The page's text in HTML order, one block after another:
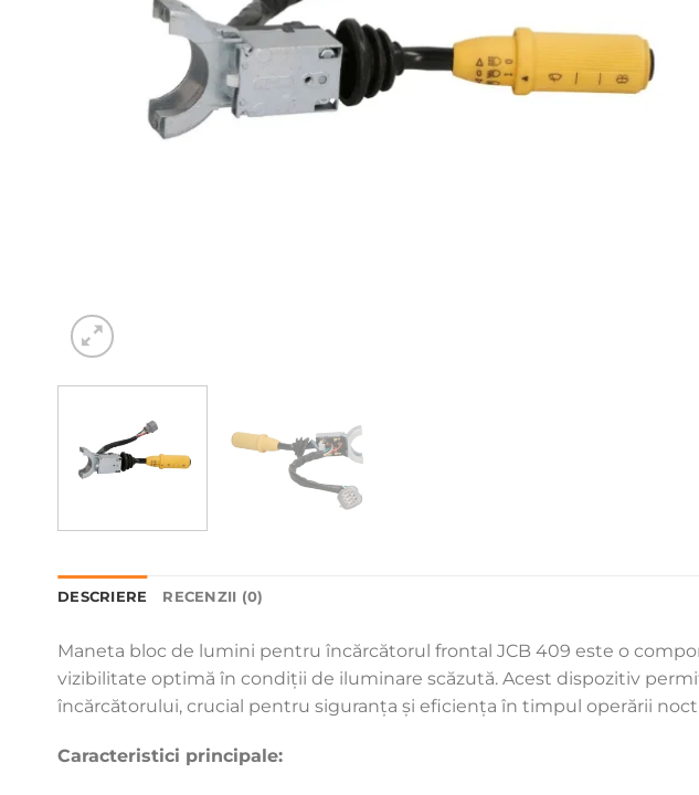
DESCRIERE RECENZII (0)
Maneta bloc de lumini pentru încărcătorul frontal JCB 409 este o
vizibilitate optimă în condiții de iluminare scăzută. Acest dispozitiv
încărcătorului, crucial pentru siguranța și eficiența în timpul operării
Caracteristici principale: